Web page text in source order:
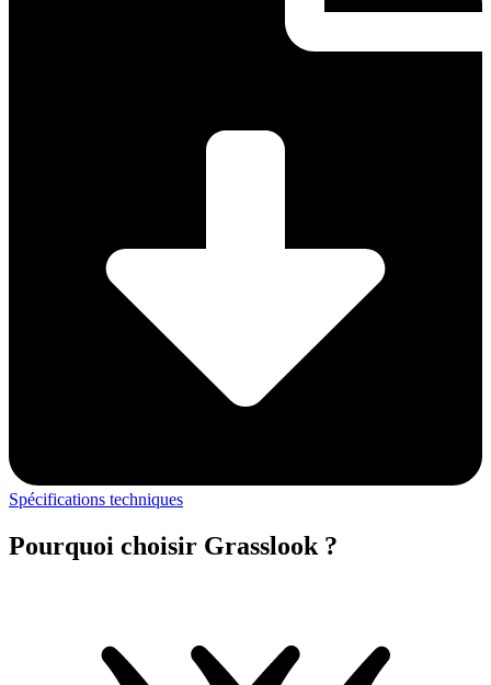
Spécifications techniques
Pourquoi choisir Grasslook ?